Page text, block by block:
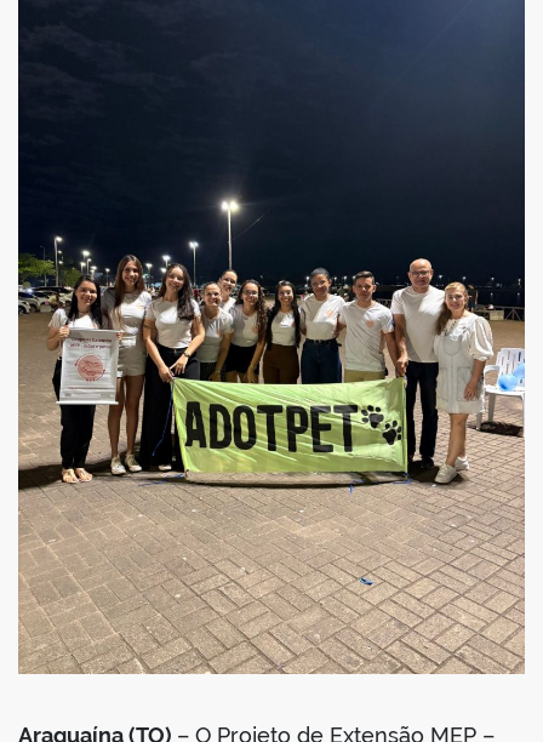
portal
Araguaína (TO) – O Projeto de Extensão MEP –